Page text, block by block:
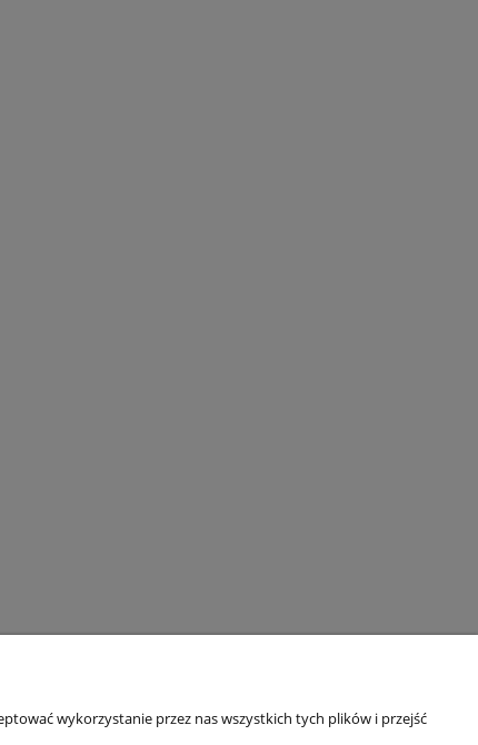
O nas
wykorzystanie przez nas wszystkich tych plików i przejść